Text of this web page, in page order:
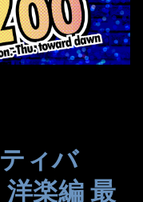
ィバ
楽編 最